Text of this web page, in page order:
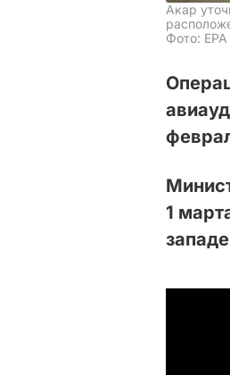
Акар
Фото: EPA
1